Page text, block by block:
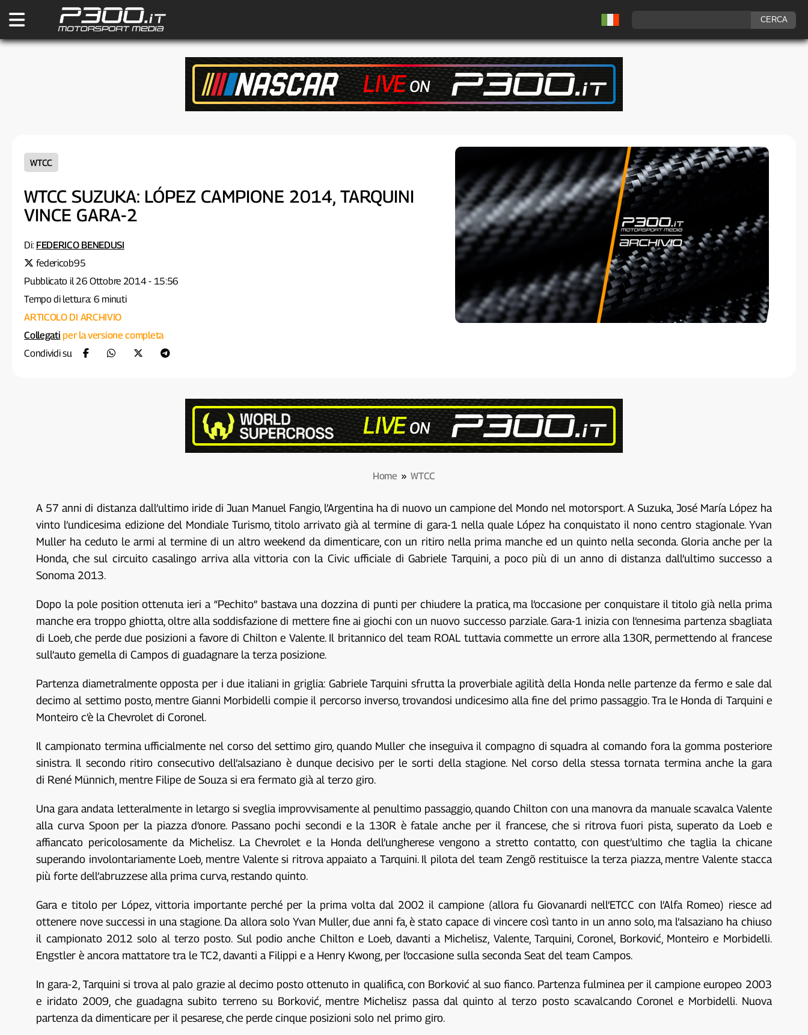
WTCC
WTCC SUZUKA: LÓPEZ CAMPIONE 2014, TARQUINI
VINCE GARA-2
Di: FEDERICO BENEDUSI
federicob95
Pubblicato il 26 Ottobre 2014 - 15:56
Tempo di lettura: 6 minuti
ARTICOLO DI ARCHIVIO
Collegati per la versione completa
Condividi su
Home »WTCC
A 57 anni di distanza dall’ultimo iride di Juan Manuel Fangio, l’Argentina ha di nuovo un campione del Mondo nel motorsport. A Suzuka, José María López ha
vinto l’undicesima edizione del Mondiale Turismo, titolo arrivato già al termine di gara-1 nella quale López ha conquistato il nono centro stagionale. Yvan
Muller ha ceduto le armi al termine di un altro weekend da dimenticare, con un ritiro nella prima manche ed un quinto nella seconda. Gloria anche per la
Honda, che sul circuito casalingo arriva alla vittoria con la Civic ufficiale di Gabriele Tarquini, a poco più di un anno di distanza dall’ultimo successo a
Sonoma 2013.
Dopo la pole position ottenuta ieri a “Pechito” bastava una dozzina di punti per chiudere la pratica, ma l’occasione per conquistare il titolo già nella prima
manche era troppo ghiotta, oltre alla soddisfazione di mettere fine ai giochi con un nuovo successo parziale. Gara-1 inizia con l’ennesima partenza sbagliata
di Loeb, che perde due posizioni a favore di Chilton e Valente. Il britannico del team ROAL tuttavia commette un errore alla 130R, permettendo al francese
sull’auto gemella di Campos di guadagnare la terza posizione.
Partenza diametralmente opposta per i due italiani in griglia: Gabriele Tarquini sfrutta la proverbiale agilità della Honda nelle partenze da fermo e sale dal
decimo al settimo posto, mentre Gianni Morbidelli compie il percorso inverso, trovandosi undicesimo alla fine del primo passaggio. Tra le Honda di Tarquini e
Monteiro c’è la Chevrolet di Coronel.
Il campionato termina ufficialmente nel corso del settimo giro, quando Muller che inseguiva il compagno di squadra al comando fora la gomma posteriore
sinistra. Il secondo ritiro consecutivo dell’alsaziano è dunque decisivo per le sorti della stagione. Nel corso della stessa tornata termina anche la gara
di René Münnich, mentre Filipe de Souza si era fermato già al terzo giro.
Una gara andata letteralmente in letargo si sveglia improvvisamente al penultimo passaggio, quando Chilton con una manovra da manuale scavalca Valente
alla curva Spoon per la piazza d’onore. Passano pochi secondi e la 130R è fatale anche per il francese, che si ritrova fuori pista, superato da Loeb e
affiancato pericolosamente da Michelisz. La Chevrolet e la Honda dell’ungherese vengono a stretto contatto, con quest’ultimo che taglia la chicane
superando involontariamente Loeb, mentre Valente si ritrova appaiato a Tarquini. Il pilota del team Zengõ restituisce la terza piazza, mentre Valente stacca
più forte dell’abruzzese alla prima curva, restando quinto.
Gara e titolo per López, vittoria importante perché per la prima volta dal 2002 il campione (allora fu Giovanardi nell’ETCC con l’Alfa Romeo) riesce ad
ottenere nove successi in una stagione. Da allora solo Yvan Muller, due anni fa, è stato capace di vincere così tanto in un anno solo, ma l’alsaziano ha chiuso
il campionato 2012 solo al terzo posto. Sul podio anche Chilton e Loeb, davanti a Michelisz, Valente, Tarquini, Coronel, Borković, Monteiro e Morbidelli.
Engstler è ancora mattatore tra le TC2, davanti a Filippi e a Henry Kwong, per l’occasione sulla seconda Seat del team Campos.
In gara-2, Tarquini si trova al palo grazie al decimo posto ottenuto in qualifica, con Borković al suo fianco. Partenza fulminea per il campione europeo 2003
e iridato 2009, che guadagna subito terreno su Borković, mentre Michelisz passa dal quinto al terzo posto scavalcando Coronel e Morbidelli. Nuova
partenza da dimenticare per il pesarese, che perde cinque posizioni solo nel primo giro.